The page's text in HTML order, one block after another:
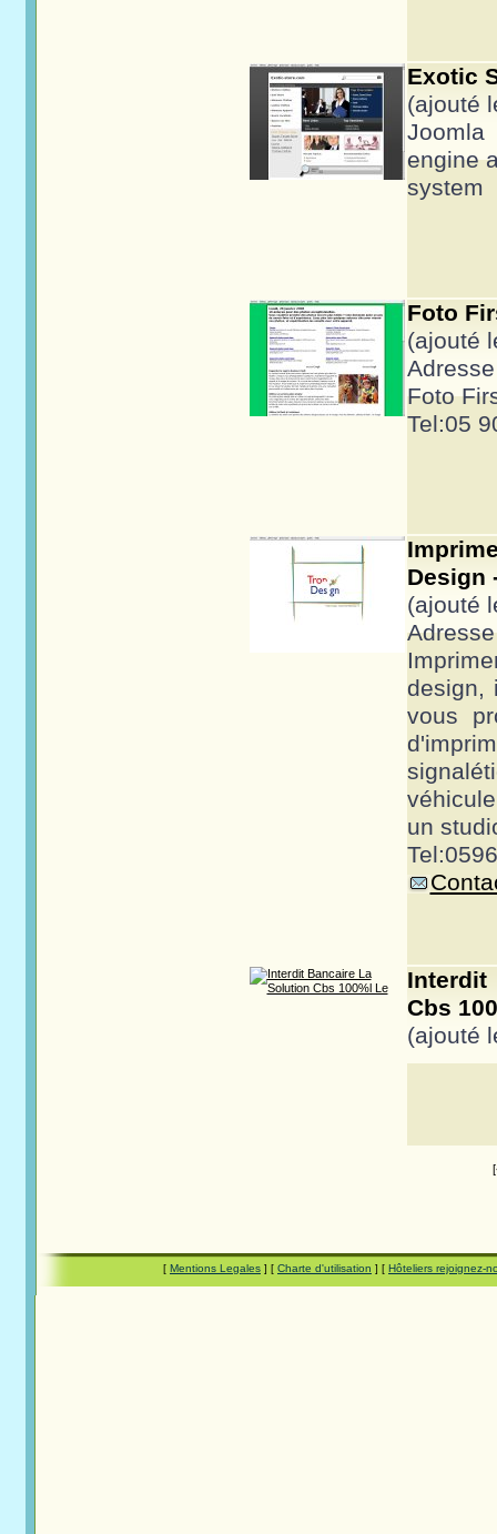
Exotic
(ajouté
engine
system
Foto
(ajouté
Foto
Tel:05
Design
(ajouté
design,
vous
un
Cbs
(ajouté
[ Mentions Legales ] [ Charte d'utilisation ] [ Hôteliers rejoignez-